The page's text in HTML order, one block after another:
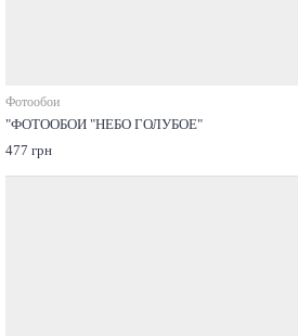
Фотообои
"ФОТООБОИ "НЕБО ГОЛУБОЕ"
477 грн